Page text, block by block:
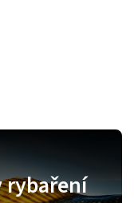
rybaření